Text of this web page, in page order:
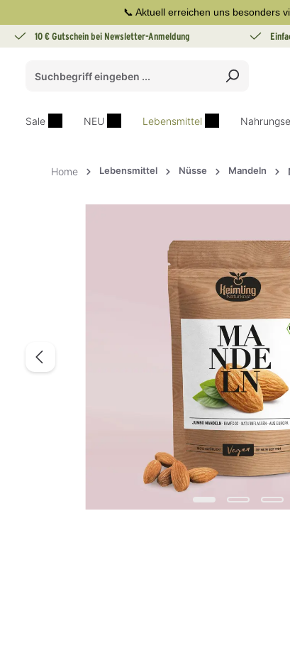
Zur Hauptnavigation springen📞 Aktuell erreichen uns besonders
10 € Gutschein bei Newsletter-Anmeldung
Sale NEU Lebensmittel
Home Lebensmittel Nüsse Mandeln